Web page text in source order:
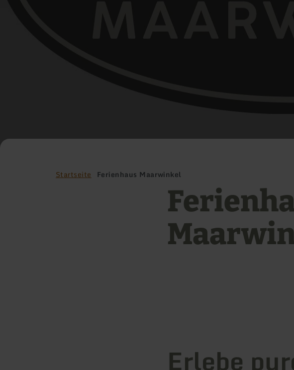
Startseite Ferienhaus Maarwinkel
Erlebe